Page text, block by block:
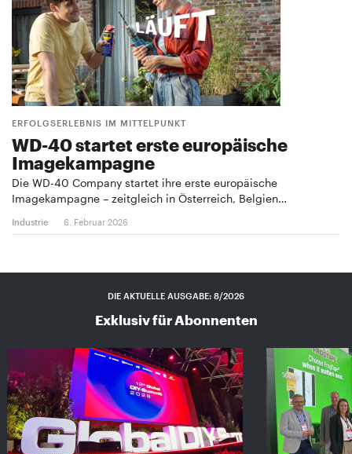
ERFOLGSERLEBNIS IM MITTELPUNKT
WD-40 startet erste europäische
Imagekampagne
Die WD-40 Company startet ihre erste europäische
Imagekampagne – zeitgleich in Österreich, Belgien…
Industrie 6. Februar 2026
DIE AKTUELLE AUSGABE: 8/2026
Exklusiv für Abonnenten